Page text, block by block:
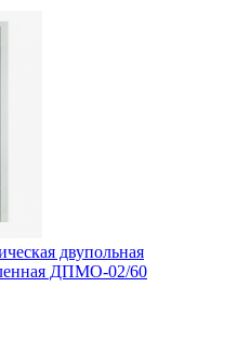
двупольная
ДПМО-02/60